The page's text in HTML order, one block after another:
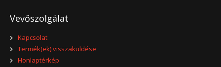
Vevőszolgálat
Kapcsolat
Termék(ek) visszaküldése
Honlaptérkép